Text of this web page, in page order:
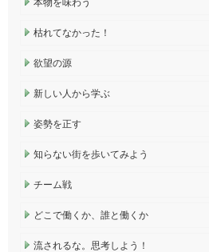
本物を味わう
枯れてなかった！
欲望の源
新しい人から学ぶ
姿勢を正す
知らない街を歩いてみよう
チーム戦
どこで働くか、誰と働くか
流されるな。思考しよう！